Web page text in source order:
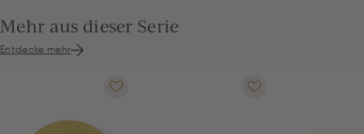
Mehr aus dieser Serie
Entdecke mehr